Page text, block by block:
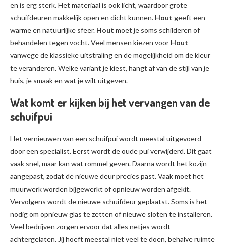
en is erg sterk. Het materiaal is ook licht, waardoor grote
schuifdeuren makkelijk open en dicht kunnen. Hout geeft een
warme en natuurlijke sfeer. Hout moet je soms schilderen of
behandelen tegen vocht. Veel mensen kiezen voor Hout
vanwege de klassieke uitstraling en de mogelijkheid om de kleur
te veranderen. Welke variant je kiest, hangt af van de stijl van je
huis, je smaak en wat je wilt uitgeven.
Wat komt er kijken bij het vervangen van de
schuifpui
Het vernieuwen van een schuifpui wordt meestal uitgevoerd
door een specialist. Eerst wordt de oude pui verwijderd. Dit gaat
vaak snel, maar kan wat rommel geven. Daarna wordt het kozijn
aangepast, zodat de nieuwe deur precies past. Vaak moet het
muurwerk worden bijgewerkt of opnieuw worden afgekit.
Vervolgens wordt de nieuwe schuifdeur geplaatst. Soms is het
nodig om opnieuw glas te zetten of nieuwe sloten te installeren.
Veel bedrijven zorgen ervoor dat alles netjes wordt
achtergelaten. Jij hoeft meestal niet veel te doen, behalve ruimte